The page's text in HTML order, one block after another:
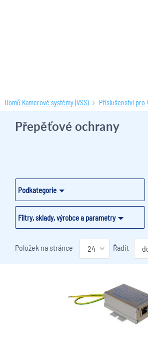
Domů Kamerové systémy (VSS) Příslušenství pro
Přepěťové ochrany (7 produktů)
Podkategorie
Filtry, sklady, výrobce a parametry
Přepěťové ochrany
Položek na stránce Řadit